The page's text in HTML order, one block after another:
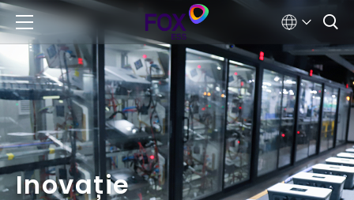
Inovație